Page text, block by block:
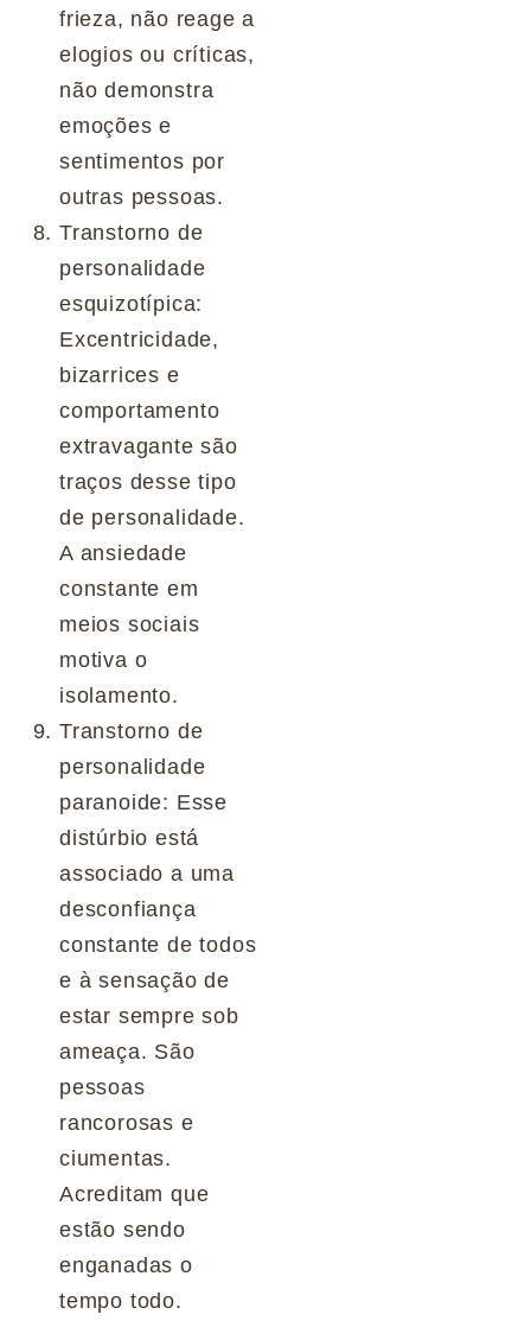
frieza, não reage a
elogios ou críticas,
não demonstra
emoções e
sentimentos por
outras pessoas.
Transtorno de
personalidade
esquizotípica:
Excentricidade,
bizarrices e
comportamento
extravagante são
traços desse tipo
de personalidade.
A ansiedade
constante em
meios sociais
motiva o
isolamento.
Transtorno de
personalidade
paranoide: Esse
distúrbio está
associado a uma
desconfiança
constante de todos
e à sensação de
estar sempre sob
ameaça. São
pessoas
rancorosas e
ciumentas.
Acreditam que
estão sendo
enganadas o
tempo todo.